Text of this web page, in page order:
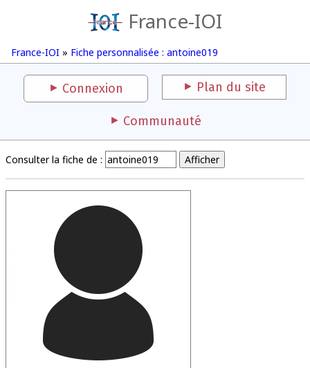
France-IOI
France-IOI » Fiche personnalisée : antoine019
Connexion Plan du site
Communauté
Consulter la fiche de :